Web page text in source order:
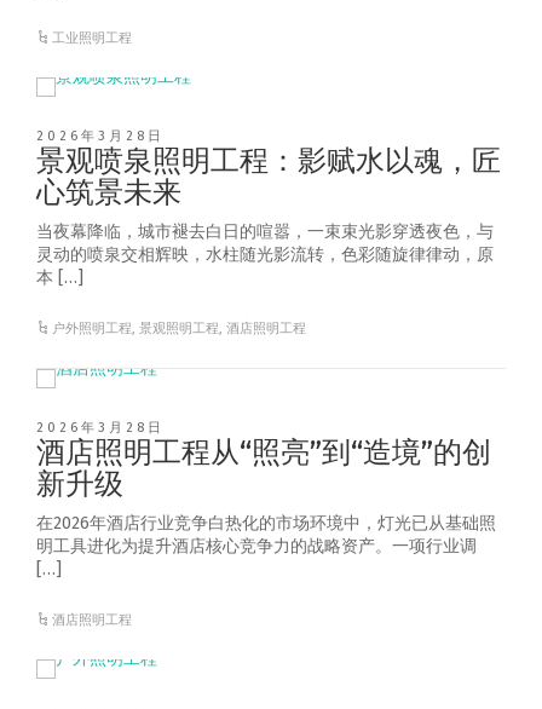
工业照明工程
2026年3月28日
景观喷泉照明工程：影赋水以魂，匠
心筑景未来
当夜幕降临，城市褪去白日的喧嚣，一束束光影穿透夜色，与
灵动的喷泉交相辉映，水柱随光影流转，色彩随旋律律动，原
本 […]
户外照明工程,景观照明工程,酒店照明工程
2026年3月28日
酒店照明工程从“照亮”到“造境”的创
新升级
在2026年酒店行业竞争白热化的市场环境中，灯光已从基础照
明工具进化为提升酒店核心竞争力的战略资产。一项行业调
[…]
酒店照明工程